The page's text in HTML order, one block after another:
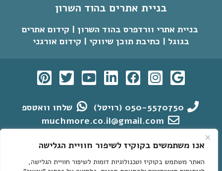
אנו משתמשים בקוקיז לשיפור חוויית הגלישה
האתר משתמש בקוקיז וטכנולוגיות דומות לשיפור חוויית הגלישה,
בניית אתרים בהוד השרון
בניית אתרי וורדפרס בהוד השרון | קידום אתרים
בגוגל | כתיבת תוכן שיווקי | קידום אורגני
050-5570750 (רויטל)
שלחו וואטספ
muchmore.co.il@gmail.com
הצהרת נגישות
מדיניות פרטיות
אתרי וורדפרס לדוגמא קידום אתרי וורדפרס בגוגל